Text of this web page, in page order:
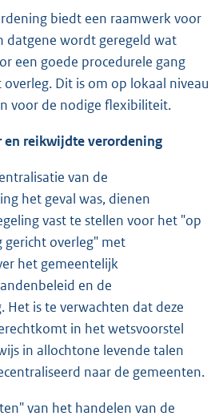
biedt een raamwerk voor
datgene wordt geregeld wat
een goede procedurele gang
Dit is om op lokaal niveau
voor de nodige flexibiliteit.
en reikwijdte verordening
van de
het geval was, dienen
vast te stellen voor het "op
gericht overleg" met
het gemeentelijk
en de
Het is te verwachten dat deze
in het wetsvoorstel
in allochtone levende talen
naar de gemeenten.
van het handelen van de